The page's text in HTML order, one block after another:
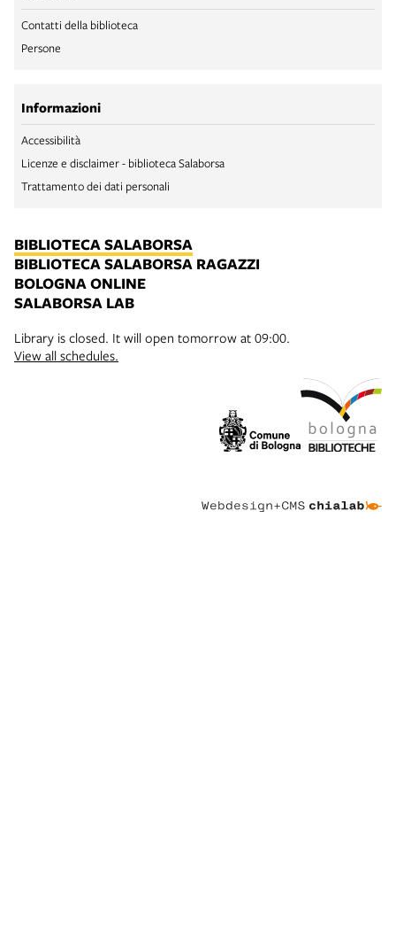
Contatti della biblioteca
Persone
Informazioni
Accessibilità
Licenze e disclaimer - biblioteca Salaborsa
Trattamento dei dati personali
BIBLIOTECA SALABORSA
BIBLIOTECA SALABORSA RAGAZZI
BOLOGNA ONLINE
SALABORSA LAB
Library is closed. It will open tomorrow at 09:00.
View all schedules.